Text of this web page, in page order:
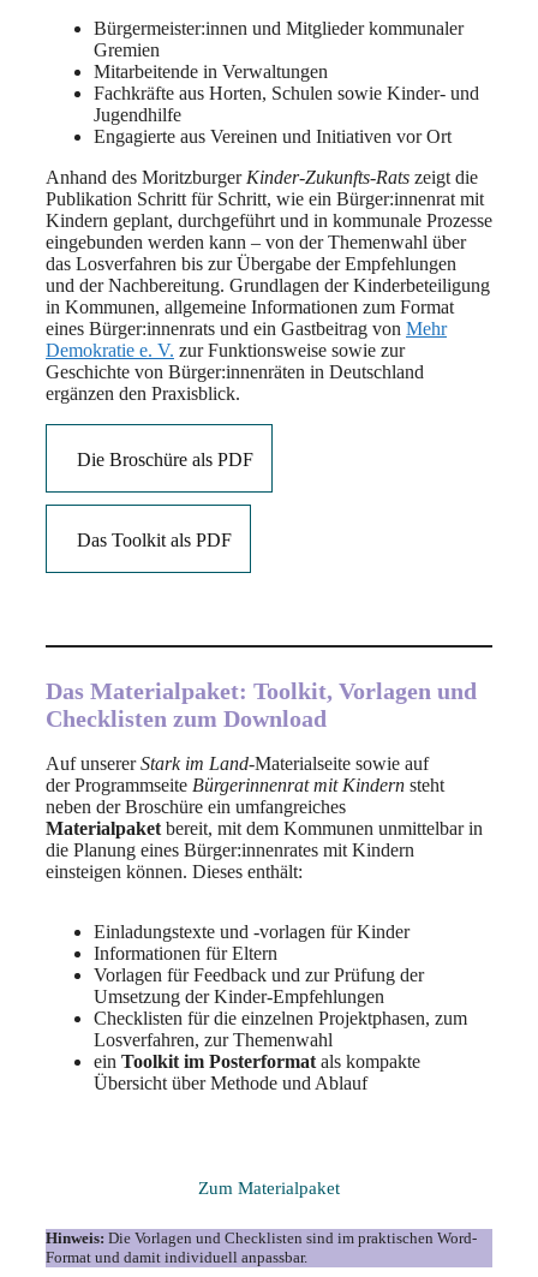
Bürgermeister:innen und Mitglieder kommunaler
Gremien
Mitarbeitende in Verwaltungen
Fachkräfte aus Horten, Schulen sowie Kinder- und
Jugendhilfe
Engagierte aus Vereinen und Initiativen vor Ort
Anhand des Moritzburger Kinder-Zukunfts-Rats zeigt die
Publikation Schritt für Schritt, wie ein Bürger:innenrat mit
Kindern geplant, durchgeführt und in kommunale Prozesse
eingebunden werden kann – von der Themenwahl über
das Losverfahren bis zur Übergabe der Empfehlungen
und der Nachbereitung. Grundlagen der Kinderbeteiligung
in Kommunen, allgemeine Informationen zum Format
eines Bürger:innenrats und ein Gastbeitrag von Mehr
Demokratie e. V. zur Funktionsweise sowie zur
Geschichte von Bürger:innenräten in Deutschland
ergänzen den Praxisblick.
Die Broschüre als PDF
Das Toolkit als PDF
Das Materialpaket: Toolkit, Vorlagen und
Checklisten zum Download
Auf unsererStark im Land-Materialseite sowie auf
der Programmseite Bürgerinnenrat mit Kindern steht
neben der Broschüre ein umfangreiches
Materialpaket bereit, mit dem Kommunen unmittelbar in
die Planung eines Bürger:innenrates mit Kindern
einsteigen können. Dieses enthält:
Einladungstexte und -vorlagen für Kinder
Informationen für Eltern
Vorlagen für Feedback und zur Prüfung der
Umsetzung der Kinder-Empfehlungen
Checklisten für die einzelnen Projektphasen, zum
Losverfahren, zur Themenwahl
ein Toolkit im Posterformat als kompakte
Übersicht über Methode und Ablauf
Zum Materialpaket
Hinweis: Die Vorlagen und Checklisten sind im praktischen Word-
Format und damit individuell anpassbar.